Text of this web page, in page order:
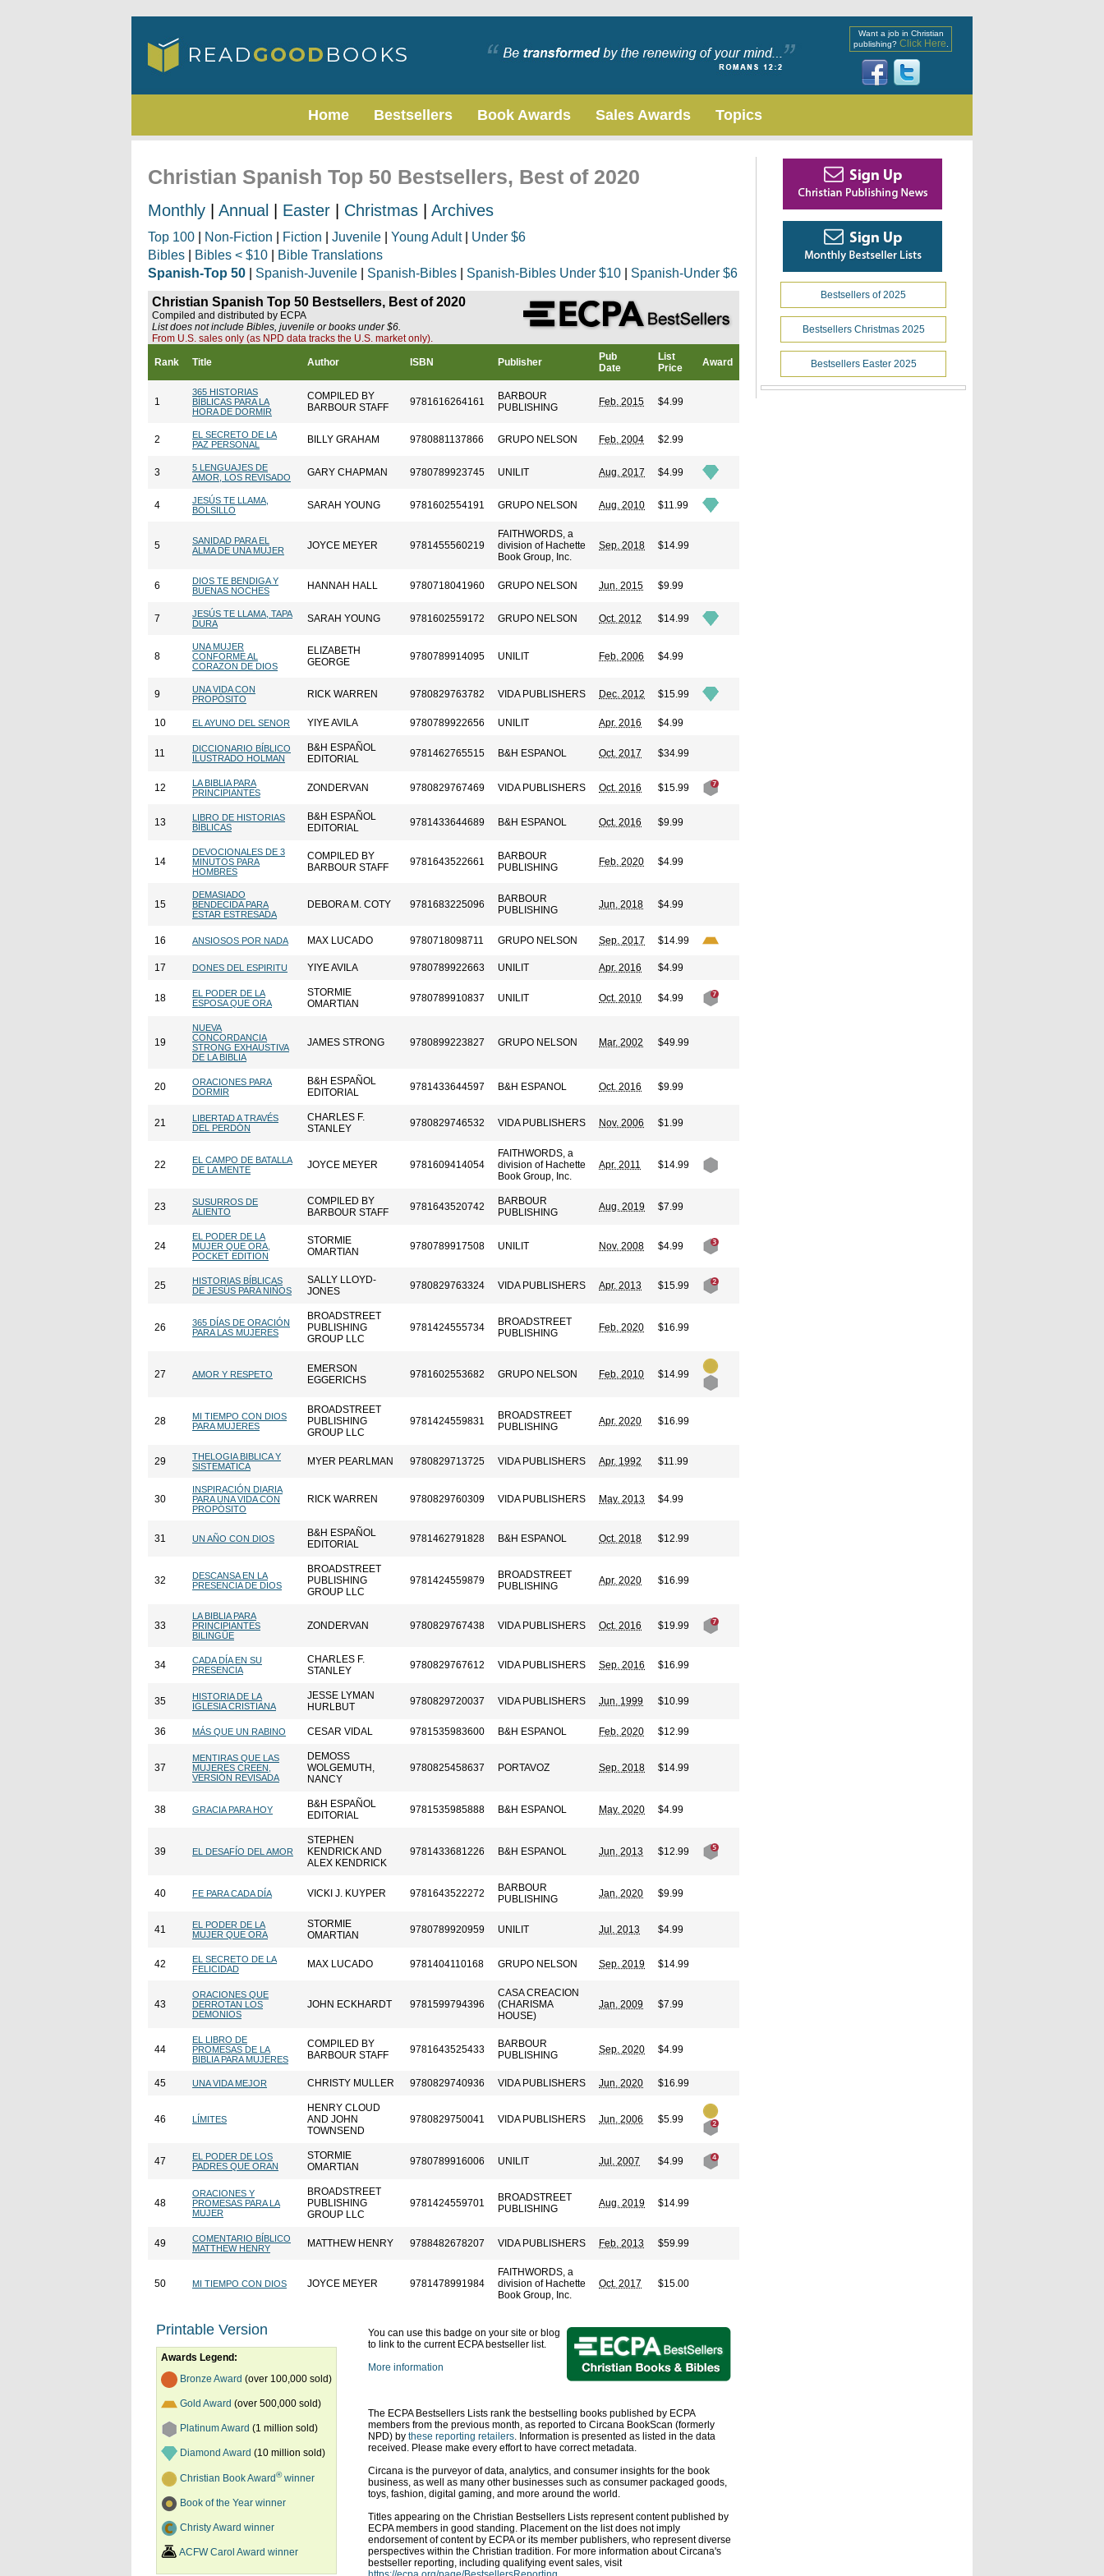
Want a job in Christian
publishing? Click Here
Home Bestsellers Book Awards Sales Awards Topics
Christian Spanish Top 50 Bestsellers, Best of 2020
Monthly Annual Easter Christmas Archives
Top 100 Non-Fiction Fiction Juvenile Young Adult| Under $6
Bibles
Bibles < $10
Bible Translations
Spanish-Top 50
Spanish-Juvenile Spanish-Bibles Spanish-Bibles Under $10 Spanish-Under $6
Christian Spanish Top 50 Bestsellers, Best of 2020
Compiled and distributed by ECPA
List does not include Bibles, juvenile or books under $6.
From U.S. sales only (as NPD data tracks the U.S. market only).
Rank Title Author ISBN Publisher
Pub
Date
List
Price
Award
1
365 HISTORIAS
BÍBLICAS PARA LA
HORA DE DORMIR
COMPILED BY
BARBOUR STAFF
9781616264161
BARBOUR
PUBLISHING
Feb. 2015 $4.99
2
EL SECRETO DE LA
PAZ PERSONAL
BILLY GRAHAM 9780881137866 GRUPO NELSON Feb. 2004 $2.99
3
5 LENGUAJES DE
AMOR, LOS REVISADO
GARY CHAPMAN 9780789923745 UNILIT Aug. 2017 $4.99
4
JESÚS TE LLAMA,
BOLSILLO
SARAH YOUNG 9781602554191 GRUPO NELSON Aug. 2010 $11.99
5
SANIDAD PARA EL
ALMA DE UNA MUJER
JOYCE MEYER 9781455560219
FAITHWORDS, a
division of Hachette
Book Group, Inc.
Sep. 2018 $14.99
6
DIOS TE BENDIGA Y
BUENAS NOCHES
HANNAH HALL 9780718041960 GRUPO NELSON Jun. 2015 $9.99
7
JESÚS TE LLAMA, TAPA
DURA
SARAH YOUNG 9781602559172 GRUPO NELSON Oct. 2012 $14.99
8
UNA MUJER
CONFORME AL
CORAZON DE DIOS
ELIZABETH
GEORGE
9780789914095 UNILIT Feb. 2006 $4.99
9
UNA VIDA CON
PROPÓSITO
RICK WARREN 9780829763782 VIDA PUBLISHERS Dec. 2012 $15.99
10 EL AYUNO DEL SENOR YIYE AVILA 9780789922656 UNILIT Apr. 2016 $4.99
11
DICCIONARIO BÍBLICO
ILUSTRADO HOLMAN
B&H ESPAÑOL
EDITORIAL
9781462765515 B&H ESPANOL Oct. 2017 $34.99
12
LA BIBLIA PARA
PRINCIPIANTES
ZONDERVAN 9780829767469 VIDA PUBLISHERS Oct. 2016 $15.99
13
LIBRO DE HISTORIAS
BÍBLICAS
B&H ESPAÑOL
EDITORIAL
9781433644689 B&H ESPANOL Oct. 2016 $9.99
14
DEVOCIONALES DE 3
MINUTOS PARA
HOMBRES
COMPILED BY
BARBOUR STAFF
9781643522661
BARBOUR
PUBLISHING
Feb. 2020 $4.99
15
DEMASIADO
BENDECIDA PARA
ESTAR ESTRESADA
DEBORA M. COTY 9781683225096
BARBOUR
PUBLISHING
Jun. 2018 $4.99
16 ANSIOSOS POR NADA MAX LUCADO 9780718098711 GRUPO NELSON Sep. 2017 $14.99
17 DONES DEL ESPIRITU YIYE AVILA 9780789922663 UNILIT Apr. 2016 $4.99
18
EL PODER DE LA
ESPOSA QUE ORA
STORMIE
OMARTIAN
9780789910837 UNILIT Oct. 2010 $4.99
19
NUEVA
CONCORDANCIA
STRONG EXHAUSTIVA
DE LA BIBLIA
JAMES STRONG 9780899223827 GRUPO NELSON Mar. 2002 $49.99
20
ORACIONES PARA
DORMIR
B&H ESPAÑOL
EDITORIAL
9781433644597 B&H ESPANOL Oct. 2016 $9.99
21
LIBERTAD A TRAVÉS
DEL PERDÓN
CHARLES F.
STANLEY
9780829746532 VIDA PUBLISHERS Nov. 2006 $1.99
22
EL CAMPO DE BATALLA
DE LA MENTE
JOYCE MEYER 9781609414054
FAITHWORDS, a
division of Hachette
Book Group, Inc.
Apr. 2011 $14.99
23
SUSURROS DE
ALIENTO
COMPILED BY
BARBOUR STAFF
9781643520742
BARBOUR
PUBLISHING
Aug. 2019 $7.99
24
EL PODER DE LA
MUJER QUE ORA,
POCKET EDITION
STORMIE
OMARTIAN
9780789917508 UNILIT Nov. 2008 $4.99
25
HISTORIAS BÍBLICAS
DE JESÚS PARA NIÑOS
SALLY LLOYD-
JONES
9780829763324 VIDA PUBLISHERS Apr. 2013 $15.99
26
365 DÍAS DE ORACIÓN
PARA LAS MUJERES
BROADSTREET
PUBLISHING
GROUP LLC
9781424555734
BROADSTREET
PUBLISHING
Feb. 2020 $16.99
27 AMOR Y RESPETO
EMERSON
EGGERICHS
9781602553682 GRUPO NELSON Feb. 2010 $14.99
28
MI TIEMPO CON DIOS
PARA MUJERES
BROADSTREET
PUBLISHING
GROUP LLC
9781424559831
BROADSTREET
PUBLISHING
Apr. 2020 $16.99
29
THELOGIA BIBLICA Y
SISTEMATICA
MYER PEARLMAN 9780829713725 VIDA PUBLISHERS Apr. 1992 $11.99
30
INSPIRACIÓN DIARIA
PARA UNA VIDA CON
PROPÓSITO
RICK WARREN 9780829760309 VIDA PUBLISHERS May. 2013 $4.99
31 UN AÑO CON DIOS
B&H ESPAÑOL
EDITORIAL
9781462791828 B&H ESPANOL Oct. 2018 $12.99
32
DESCANSA EN LA
PRESENCIA DE DIOS
BROADSTREET
PUBLISHING
GROUP LLC
9781424559879
BROADSTREET
PUBLISHING
Apr. 2020 $16.99
33
LA BIBLIA PARA
PRINCIPIANTES
BILINGÜE
ZONDERVAN 9780829767438 VIDA PUBLISHERS Oct. 2016 $19.99
34
CADA DÍA EN SU
PRESENCIA
CHARLES F.
STANLEY
9780829767612 VIDA PUBLISHERS Sep. 2016 $16.99
35
HISTORIA DE LA
IGLESIA CRISTIANA
JESSE LYMAN
HURLBUT
9780829720037 VIDA PUBLISHERS Jun. 1999 $10.99
36 MÁS QUE UN RABINO CESAR VIDAL 9781535983600 B&H ESPANOL Feb. 2020 $12.99
37
MENTIRAS QUE LAS
MUJERES CREEN,
VERSIÓN REVISADA
DEMOSS
WOLGEMUTH,
NANCY
9780825458637 PORTAVOZ Sep. 2018 $14.99
38 GRACIA PARA HOY
B&H ESPAÑOL
EDITORIAL
9781535985888 B&H ESPANOL May. 2020 $4.99
39 EL DESAFÍO DEL AMOR
STEPHEN
KENDRICK AND
ALEX KENDRICK
9781433681226 B&H ESPANOL Jun. 2013 $12.99
40 FE PARA CADA DÍA VICKI J. KUYPER 9781643522272
BARBOUR
PUBLISHING
Jan. 2020 $9.99
41
EL PODER DE LA
MUJER QUE ORA
STORMIE
OMARTIAN
9780789920959 UNILIT Jul. 2013 $4.99
42
EL SECRETO DE LA
FELICIDAD
MAX LUCADO 9781404110168 GRUPO NELSON Sep. 2019 $14.99
43
ORACIONES QUE
DERROTAN LOS
DEMONIOS
JOHN ECKHARDT 9781599794396
CASA CREACION
(CHARISMA
HOUSE)
Jan. 2009 $7.99
44
EL LIBRO DE
PROMESAS DE LA
BIBLIA PARA MUJERES
COMPILED BY
BARBOUR STAFF
9781643525433
BARBOUR
PUBLISHING
Sep. 2020 $4.99
45 UNA VIDA MEJOR CHRISTY MULLER 9780829740936 VIDA PUBLISHERS Jun. 2020 $16.99
46 LÍMITES
HENRY CLOUD
AND JOHN
TOWNSEND
9780829750041 VIDA PUBLISHERS Jun. 2006 $5.99
47
EL PODER DE LOS
PADRES QUE ORAN
STORMIE
OMARTIAN
9780789916006 UNILIT Jul. 2007 $4.99
48
ORACIONES Y
PROMESAS PARA LA
MUJER
BROADSTREET
PUBLISHING
GROUP LLC
9781424559701
BROADSTREET
PUBLISHING
Aug. 2019 $14.99
49
COMENTARIO BÍBLICO
MATTHEW HENRY
MATTHEW HENRY 9788482678207 VIDA PUBLISHERS Feb. 2013 $59.99
50 MI TIEMPO CON DIOS JOYCE MEYER 9781478991984
FAITHWORDS, a
division of Hachette
Book Group, Inc.
Oct. 2017 $15.00
Printable Version
Awards Legend:
Bronze Award (over 100,000 sold)
Gold Award (over 500,000 sold)
Platinum Award (1 million sold)
Diamond Award (10 million sold)
Christian Book Award®winner
Book of the Year winner
Christy Award winner
ACFW Carol Award winner
You can use this badge on your site or blog
to link to the current ECPA bestseller list.
More information
The ECPA Bestsellers Lists rank the bestselling books published by ECPA
members from the previous month, as reported to Circana BookScan (formerly
NPD) by these reporting retailers. Information is presented as listed in the data
received. Please make every effort to have correct metadata.
Circana is the purveyor of data, analytics, and consumer insights for the book
business, as well as many other businesses such as consumer packaged goods,
toys, fashion, digital gaming, and more around the world.
Titles appearing on the Christian Bestsellers Lists represent content published by
ECPA members in good standing. Placement on the list does not imply
endorsement of content by ECPA or its member publishers, who represent diverse
perspectives within the Christian tradition. For more information about Circana's
bestseller reporting, including qualifying event sales, visit
Bestsellers of 2025
Bestsellers Christmas 2025
Bestsellers Easter 2025